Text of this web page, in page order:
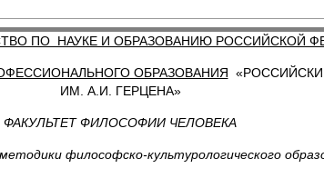
ПО НАУКЕ И ОБРАЗОВАНИЮ РОССИЙСКОЙ
ОБРАЗОВАНИЯ
ИМ. А.И. ГЕРЦЕНА»
ФАКУЛЬТЕТ ФИЛОСОФИИ ЧЕЛОВЕКА
философско-культурологического